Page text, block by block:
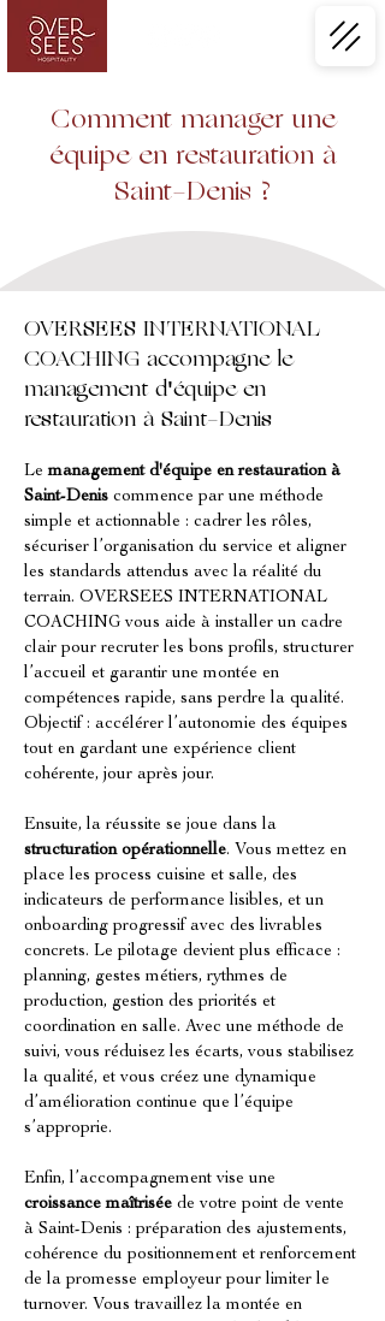
Comment manager une
équipe en restauration à
Saint-Denis ?
OVERSEES INTERNATIONAL
COACHING accompagne le
management d'équipe en
restauration à Saint-Denis
Le management d'équipe en restauration à
Saint-Denis commence par une méthode
simple et actionnable : cadrer les rôles,
sécuriser l’organisation du service et aligner
les standards attendus avec la réalité du
terrain. OVERSEES INTERNATIONAL
COACHING vous aide à installer un cadre
clair pour recruter les bons profils, structurer
l’accueil et garantir une montée en
compétences rapide, sans perdre la qualité.
Objectif : accélérer l’autonomie des équipes
tout en gardant une expérience client
cohérente, jour après jour.
Ensuite, la réussite se joue dans la
structuration opérationnelle. Vous mettez en
place les process cuisine et salle, des
indicateurs de performance lisibles, et un
onboarding progressif avec des livrables
concrets. Le pilotage devient plus efficace :
planning, gestes métiers, rythmes de
production, gestion des priorités et
coordination en salle. Avec une méthode de
suivi, vous réduisez les écarts, vous stabilisez
la qualité, et vous créez une dynamique
d’amélioration continue que l’équipe
s’approprie.
Enfin, l’accompagnement vise une
croissance maîtrisée de votre point de vente
à Saint-Denis : préparation des ajustements,
cohérence du positionnement et renforcement
de la promesse employeur pour limiter le
turnover. Vous travaillez la montée en